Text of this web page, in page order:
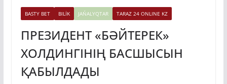
BASTY BET BILİK JAŃALYQTAR TARAZ 24 ONLINE KZ
ПРЕЗИДЕНТ «БӘЙТЕРЕК»
ХОЛДИНГІНІҢ БАСШЫСЫН
ҚАБЫЛДАДЫ